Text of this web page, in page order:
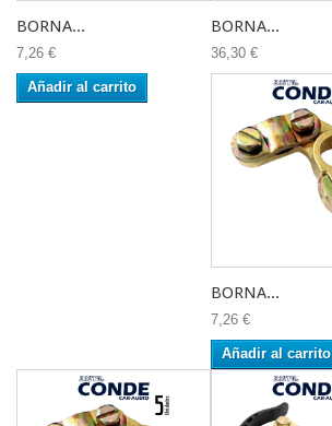
BORNA...
7,26 €
Añadir al carrito
BORNA...
36,30 €
BORNA...
7,26 €
Añadir al carrito